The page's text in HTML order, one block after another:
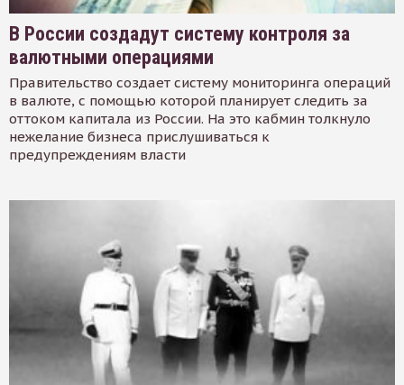
В России создадут систему контроля за
валютными операциями
Правительство создает систему мониторинга операций
в валюте, с помощью которой планирует следить за
оттоком капитала из России. На это кабмин толкнуло
нежелание бизнеса прислушиваться к
предупреждениям власти